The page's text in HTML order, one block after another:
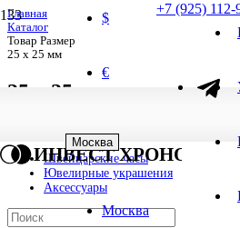
+7 (925) 112-
$
€
Москва
Москва
ИНВЕСТ ХРОНО
Главная
Каталог
Товар Размер
25 x 25 мм
25 x 25 мм
результатов
Швейцарские часы
Ювелирные украшения
Аксессуары